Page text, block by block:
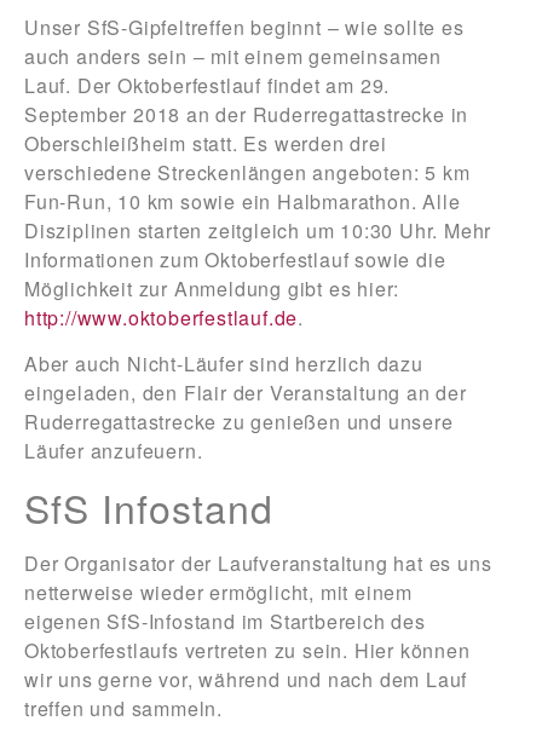
Unser SfS-Gipfeltreffen beginnt – wie sollte es
auch anders sein – mit einem gemeinsamen
Lauf. Der Oktoberfestlauf findet am 29.
September 2018 an der Ruderregattastrecke in
Oberschleißheim statt. Es werden drei
verschiedene Streckenlängen angeboten: 5 km
Fun-Run, 10 km sowie ein Halbmarathon. Alle
Disziplinen starten zeitgleich um 10:30 Uhr. Mehr
Informationen zum Oktoberfestlauf sowie die
Möglichkeit zur Anmeldung gibt es hier:
http://www.oktoberfestlauf.de.
Aber auch Nicht-Läufer sind herzlich dazu
eingeladen, den Flair der Veranstaltung an der
Ruderregattastrecke zu genießen und unsere
Läufer anzufeuern.
SfS Infostand
Der Organisator der Laufveranstaltung hat es uns
netterweise wieder ermöglicht, mit einem
eigenen SfS-Infostand im Startbereich des
Oktoberfestlaufs vertreten zu sein. Hier können
wir uns gerne vor, während und nach dem Lauf
treffen und sammeln.